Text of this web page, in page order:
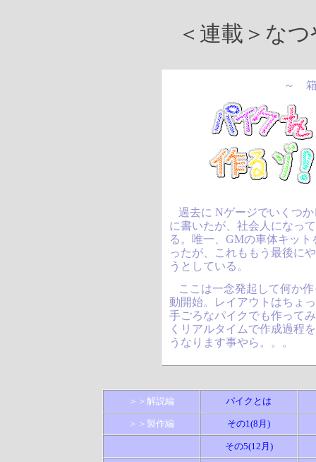
＜連載＞な
～
過去に Nゲージでいくつ
に書いたが、社会人になっ
る。唯一、GMの車体キッ
ったが、これももう最後に
うとしている。
ここは一念発起して何か
動開始。レイアウトはちょ
手ごろなパイクでも作って
くリアルタイムで作成過程
うなります事やら。。。
＞＞解説編 パイクとは
＞＞製作編 その1(8月)
その5(12月)